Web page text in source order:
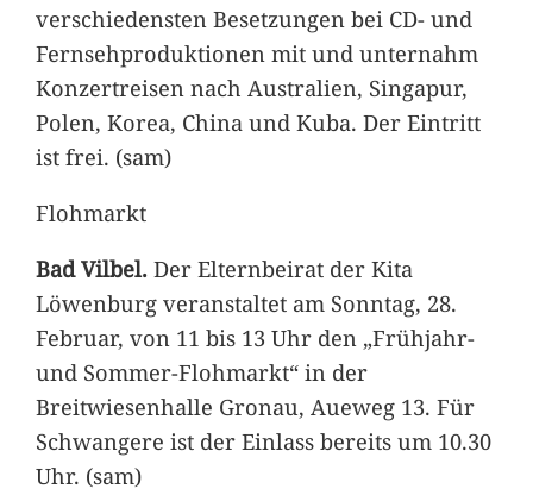
verschiedensten Besetzungen bei CD- und
Fernsehproduktionen mit und unternahm
Konzertreisen nach Australien, Singapur,
Polen, Korea, China und Kuba. Der Eintritt
ist frei. (sam)
Flohmarkt
Bad Vilbel.Der Elternbeirat der Kita
Löwenburg veranstaltet am Sonntag, 28.
Februar, von 11 bis 13 Uhr den „Frühjahr-
und Sommer-Flohmarkt“ in der
Breitwiesenhalle Gronau, Aueweg 13. Für
Schwangere ist der Einlass bereits um 10.30
Uhr. (sam)